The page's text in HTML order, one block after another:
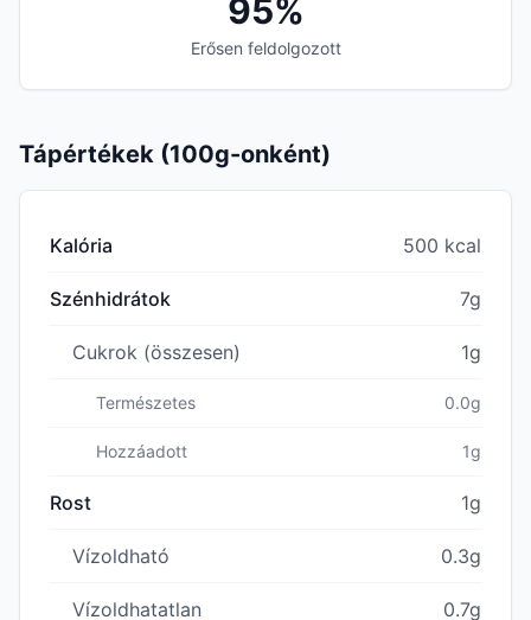
95%
Erősen feldolgozott
Tápértékek (100g-onként)
Kalória 500 kcal
Szénhidrátok 7g
Cukrok (összesen) 1g
Természetes 0.0g
Hozzáadott 1g
Rost 1g
Vízoldható 0.3g
Vízoldhatatlan 0.7g